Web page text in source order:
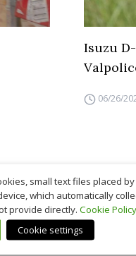
Isuzu
06/26/
small text files placed
which automatically
provide directly. Cookie Policy
Cookie settings